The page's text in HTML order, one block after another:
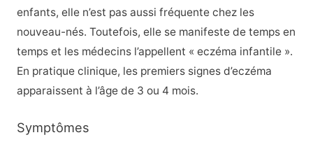
enfants, elle n’est pas aussi fréquente chez les
nouveau-nés. Toutefois, elle se manifeste de temps en
temps et les médecins l’appellent « eczéma infantile ».
En pratique clinique, les premiers signes d’eczéma
apparaissent à l’âge de 3 ou 4 mois.
Symptômes